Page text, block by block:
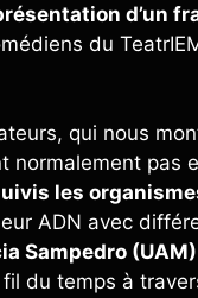
d’un
du
qui nous
normalement pas
les
ADN avec
Sampedro
fil du temps à